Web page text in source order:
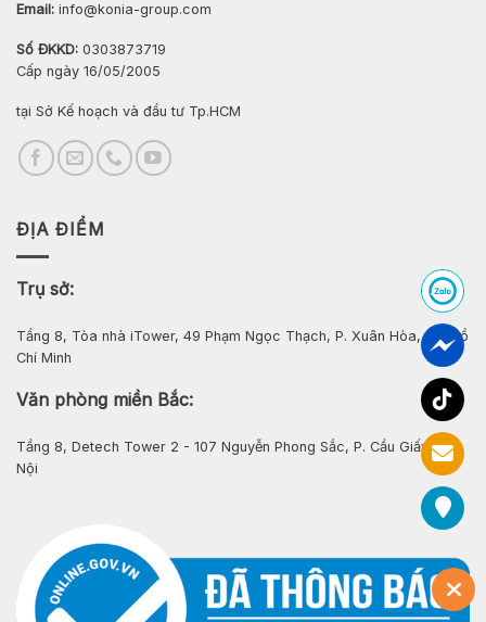
Email: info@konia-group.com
Số ĐKKD: 0303873719
Cấp ngày 16/05/2005
tại Sở Kế hoạch và đầu tư Tp.HCM
ĐỊA ĐIỂM
Trụ sở:
Tầng 8, Tòa nhà iTower, 49 Phạm Ngọc Thạch, P. Xuân Hòa, Tp. Hồ
Chí Minh
Văn phòng miền Bắc:
Tầng 8, Detech Tower 2 - 107 Nguyễn Phong Sắc, P. Cầu Giấy, Hà
Nội